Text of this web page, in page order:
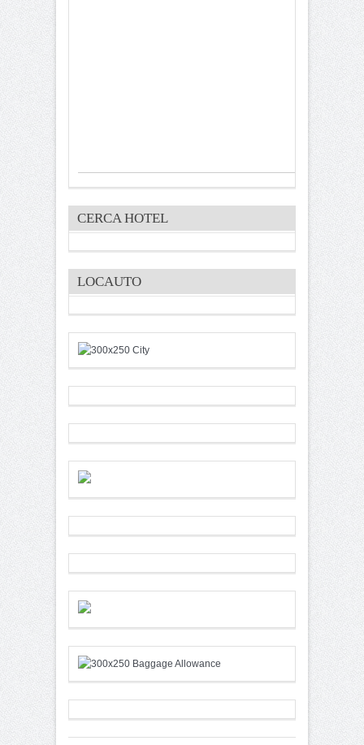
CERCA HOTEL
LOCAUTO